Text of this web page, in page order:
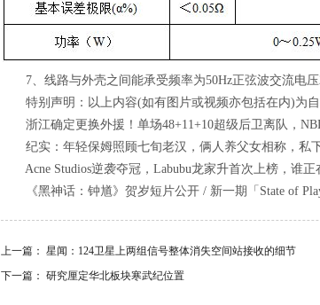
7、线路与外壳之间能承受频率为50Hz正弦波交流电压
特别声明：以上内容(如有图片或视频亦包括在内)为自
浙江确定更换外援！单场48+11+10超级后卫离队，
纪实：年轻保姆照顾七旬老汉，俩人养父女相称，私下
Acne Studios逆袭夺冠，Labubu龙家升首次上榜，谁正
《黑神话：钟馗》贺岁短片公开 / 新一期「State of
上一篇： 星闻：124卫星上两组信号整体消失空间站接收的细节
下一篇： 研究厘定华北板块寒武纪位置